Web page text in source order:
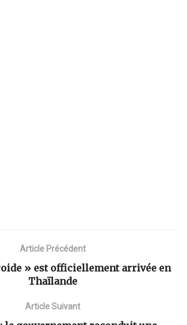
Article Précédent
» est officiellement arrivée en
Thaïlande
Article Suivant